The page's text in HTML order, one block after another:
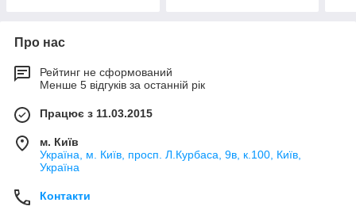
Про нас
Рейтинг не сформований
Менше 5 відгуків за останній рік
Працює з 11.03.2015
м. Київ
Україна, м. Київ, просп. Л.Курбаса, 9в, к.100, Київ,
Україна
Контакти